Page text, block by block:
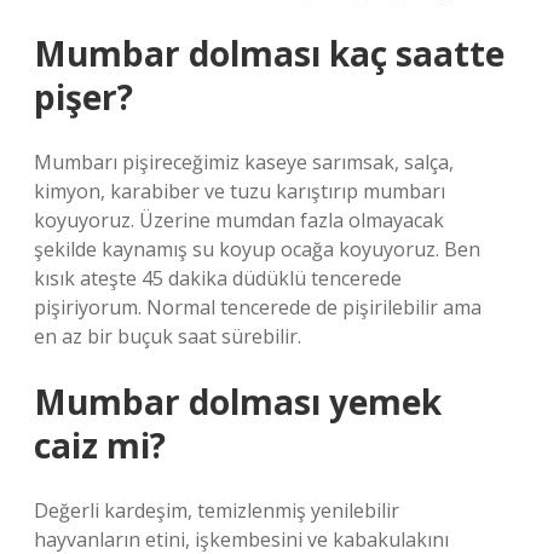
Mumbar dolması kaç saatte
pişer?
Mumbarı pişireceğimiz kaseye sarımsak, salça,
kimyon, karabiber ve tuzu karıştırıp mumbarı
koyuyoruz. Üzerine mumdan fazla olmayacak
şekilde kaynamış su koyup ocağa koyuyoruz. Ben
kısık ateşte 45 dakika düdüklü tencerede
pişiriyorum. Normal tencerede de pişirilebilir ama
en az bir buçuk saat sürebilir.
Mumbar dolması yemek
caiz mi?
Değerli kardeşim, temizlenmiş yenilebilir
hayvanların etini, işkembesini ve kabakulakını